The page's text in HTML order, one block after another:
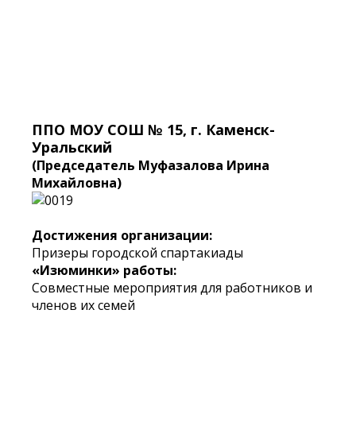
ППО МОУ СОШ № 15, г. Каменск-
Уральский
(Председатель Муфазалова Ирина
Михайловна)
Достижения организации:
Призеры городской спартакиады
«Изюминки» работы:
Совместные мероприятия для работников и
членов их семей